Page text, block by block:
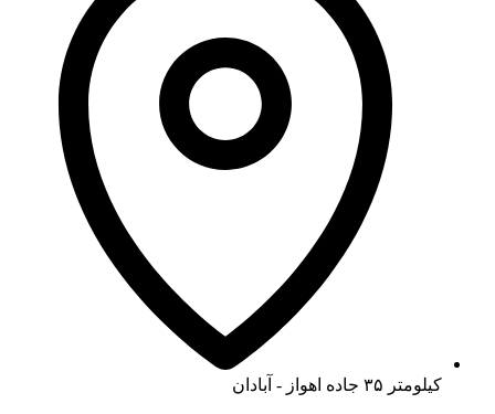
کیلومتر ۳۵ جاده اهواز - آبادان